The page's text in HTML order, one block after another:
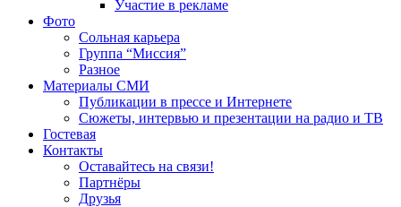
Участие в рекламе
Фото
Сольная карьера
Группа “Миссия”
Разное
Материалы СМИ
Публикации в прессе и Интернете
Сюжеты, интервью и презентации на радио и ТВ
Гостевая
Контакты
Оставайтесь на связи!
Партнёры
Друзья